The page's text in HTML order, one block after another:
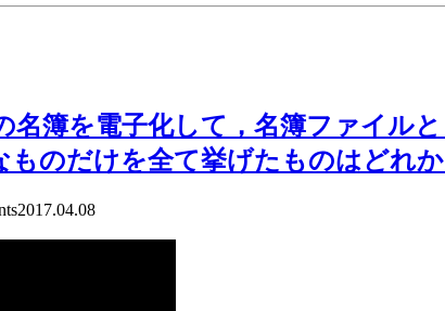
簿を電子化して，名簿ファイル
ものだけを全て挙げたものはど
2017.04.08